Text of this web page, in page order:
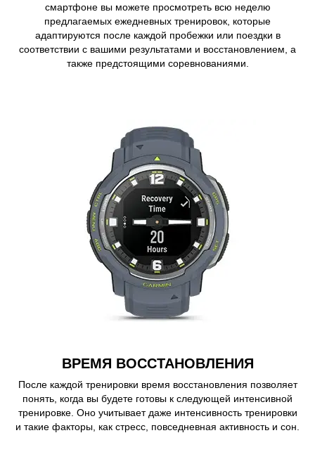
смартфоне вы можете просмотреть всю неделю
предлагаемых ежедневных тренировок, которые
адаптируются после каждой пробежки или поездки в
соответствии с вашими результатами и восстановлением, а
также предстоящими соревнованиями.
ВРЕМЯ ВОССТАНОВЛЕНИЯ
После каждой тренировки время восстановления позволяет
понять, когда вы будете готовы к следующей интенсивной
тренировке. Оно учитывает даже интенсивность тренировки
и такие факторы, как стресс, повседневная активность и сон.